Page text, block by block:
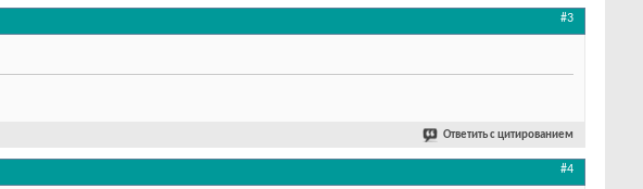
#3
Ответить с цитированием
#4